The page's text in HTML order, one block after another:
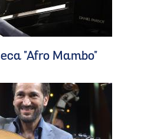
"Afro Mambo"